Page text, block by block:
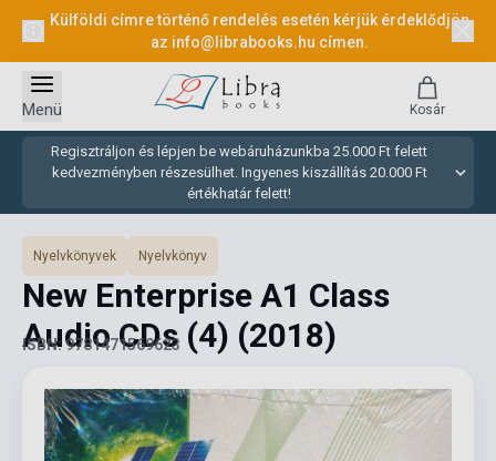
Külföldi címre történő rendelés esetén kérjük érdeklődjön
az info@librabooks.hu címen.
Regisztráljon és lépjen be webáruházunkba 25.000 Ft felett
kedvezményben részesülhet. Ingyenes kiszállítás 20.000 Ft
értékhatár felett!
Menü Kosár
Nyelvkönyvek Nyelvkönyv
New Enterprise A1 Class
Audio CDs (4) (2018)
ISBN: 9781471569623